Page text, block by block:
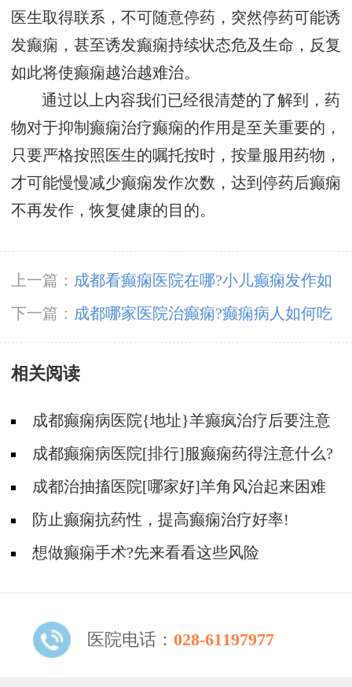
医生取得联系，不可随意停药，突然停药可能诱
发癫痫，甚至诱发癫痫持续状态危及生命，反复
如此将使癫痫越治越难治。
通过以上内容我们已经很清楚的了解到，药
物对于抑制癫痫治疗癫痫的作用是至关重要的，
只要严格按照医生的嘱托按时，按量服用药物，
才可能慢慢减少癫痫发作次数，达到停药后癫痫
不再发作，恢复健康的目的。
上一篇： 成都看癫痫医院在哪?小儿癫痫发作如
何诊疗好？
下一篇： 成都哪家医院治癫痫?癫痫病人如何吃
才健康?
相关阅读
成都癫痫病医院{地址}羊癫疯治疗后要注意
什么?成都癫痫病医院[排行]服癫痫药得注意什么?
成都治抽搐医院[哪家好]羊角风治起来困难
吗？防止癫痫抗药性，提高癫痫治疗好率!
想做癫痫手术?先来看看这些风险
医院电话： 028-61197977